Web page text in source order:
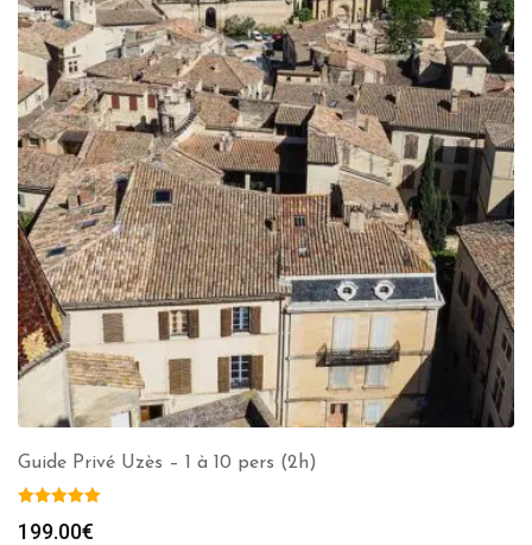
Guide Privé Uzès – 1 à 10 pers (2h)
199.00€